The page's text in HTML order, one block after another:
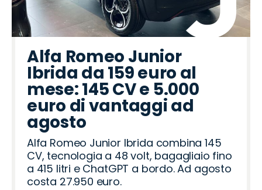
Alfa Romeo Junior
Ibrida da 159 euro al
mese: 145 CV e 5.000
euro di vantaggi ad
agosto
Alfa Romeo Junior Ibrida combina 145
CV, tecnologia a 48 volt, bagagliaio fino
a 415 litri e ChatGPT a bordo. Ad agosto
costa 27.950 euro.